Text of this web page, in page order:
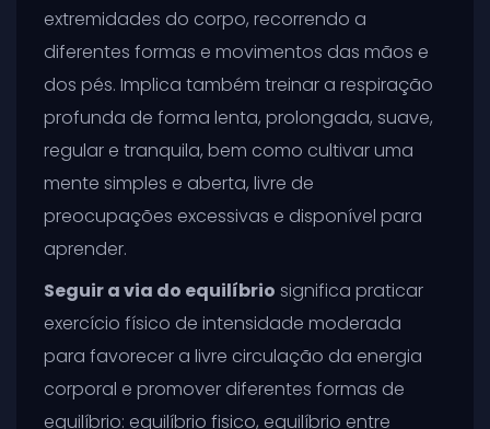
extremidades do corpo, recorrendo a
diferentes formas e movimentos das mãos e
dos pés. Implica também treinar a respiração
profunda de forma lenta, prolongada, suave,
regular e tranquila, bem como cultivar uma
mente simples e aberta, livre de
preocupações excessivas e disponível para
aprender.
Seguir a via do equilíbrio significa praticar
exercício físico de intensidade moderada
para favorecer a livre circulação da energia
corporal e promover diferentes formas de
equilíbrio: equilíbrio fisico, equilíbrio entre